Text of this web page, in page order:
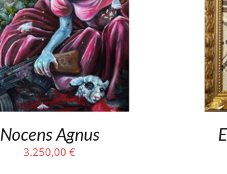
Nocens Agnus
3.250,00€